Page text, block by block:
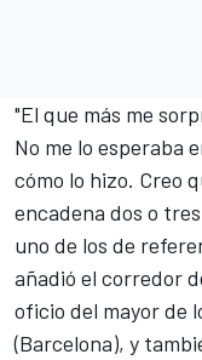
"El que más me
No me lo esperaba
cómo lo hizo. Creo
encadena dos o
uno de los de
añadió el corredor
oficio del mayor de
(Barcelona), y